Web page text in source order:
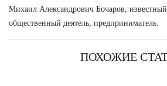
Михаил Александрович Бочаров,
общественный деятель, предприниматель.
ПОХОЖИЕ